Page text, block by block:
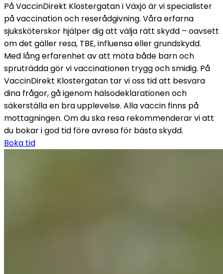
På VaccinDirekt Klostergatan i Växjö är vi specialister
på vaccination och reserådgivning. Våra erfarna
sjuksköterskor hjälper dig att välja rätt skydd – oavsett
om det gäller resa, TBE, influensa eller grundskydd.
Med lång erfarenhet av att möta både barn och
spruträdda gör vi vaccinationen trygg och smidig. På
VaccinDirekt Klostergatan tar vi oss tid att besvara
dina frågor, gå igenom hälsodeklarationen och
säkerställa en bra upplevelse. Alla vaccin finns på
mottagningen. Om du ska resa rekommenderar vi att
du bokar i god tid före avresa för bästa skydd.
Boka tid